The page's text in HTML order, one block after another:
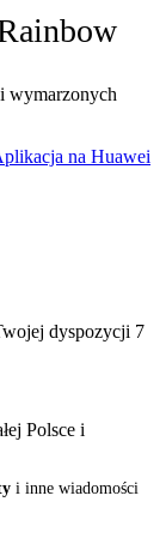
wymarzonych
dyspozycji 7
Polsce i
i inne wiadomości